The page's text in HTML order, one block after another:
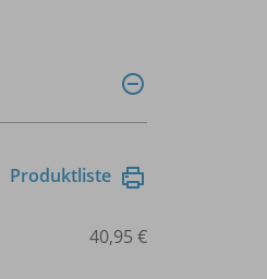
Produktliste
40,95 €